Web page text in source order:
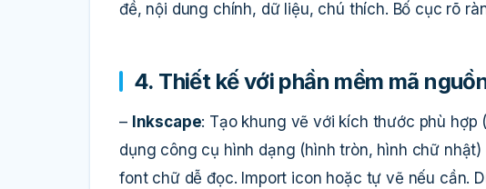
đề, nội dung chính, dữ liệu, chú thích. Bố cục rõ
4. Thiết kế với phần mềm mã
– Inkscape: Tạo khung vẽ với kích thước phù
dụng công cụ hình dạng (hình tròn, hình chữ
font chữ dễ đọc. Import icon hoặc tự vẽ nếu cần.